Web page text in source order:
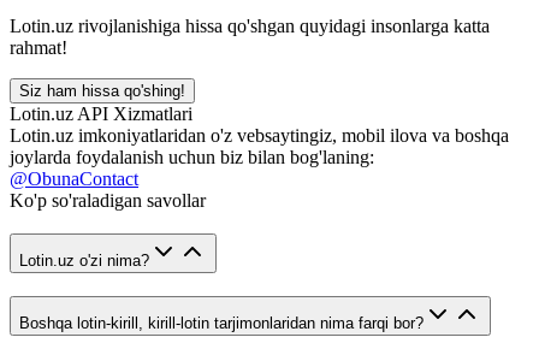
Lotin.uz rivojlanishiga hissa qo'shgan quyidagi insonlarga katta
rahmat!
Siz ham hissa qo'shing!
Lotin.uz API Xizmatlari
Lotin.uz imkoniyatlaridan o'z vebsaytingiz, mobil ilova va boshqa
joylarda foydalanish uchun biz bilan bog'laning:
@ObunaContact
Ko'p so'raladigan savollar
Lotin.uz o'zi nima?
Boshqa lotin-kirill, kirill-lotin tarjimonlaridan nima farqi bor?